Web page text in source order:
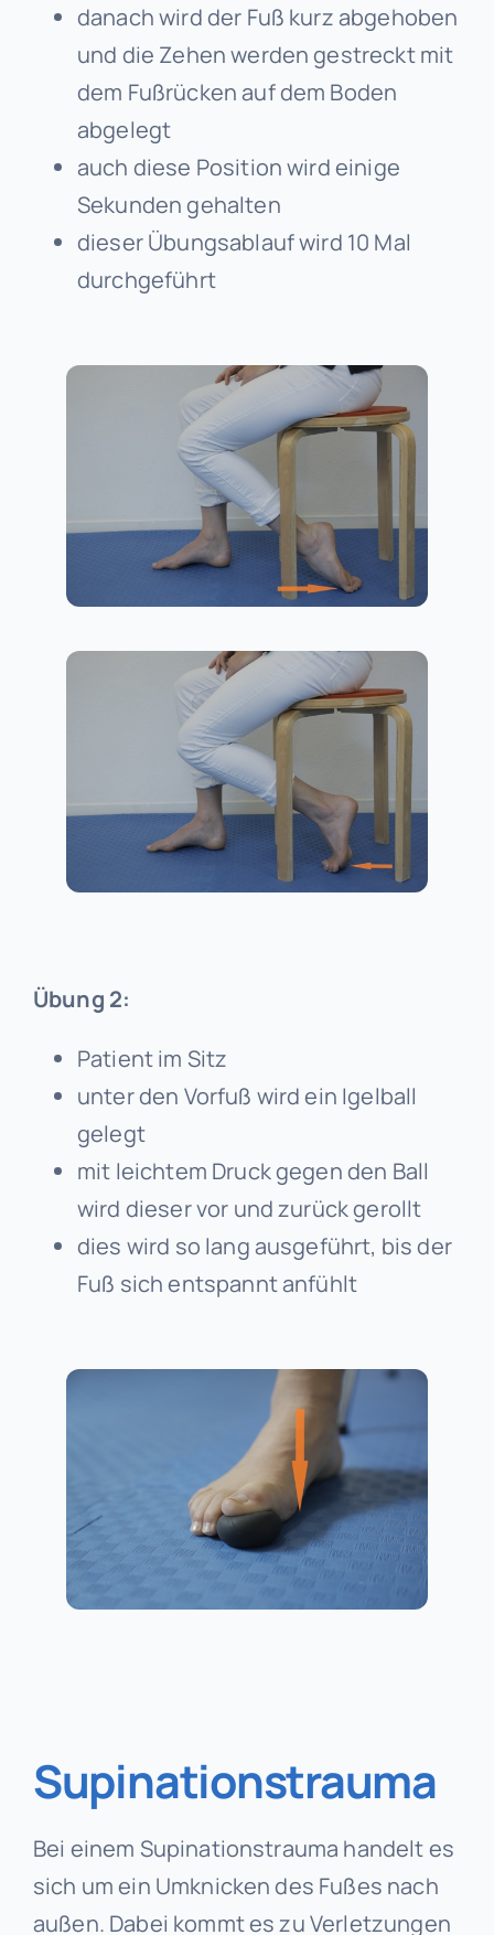
danach wird der Fuß kurz abgehoben
und die Zehen werden gestreckt mit
dem Fußrücken auf dem Boden
abgelegt
auch diese Position wird einige
Sekunden gehalten
dieser Übungsablauf wird 10 Mal
durchgeführt
Übung 2:
Patient im Sitz
unter den Vorfuß wird ein Igelball
gelegt
mit leichtem Druck gegen den Ball
wird dieser vor und zurück gerollt
dies wird so lang ausgeführt, bis der
Fuß sich entspannt anfühlt
Supinationstrauma
Bei einem Supinationstrauma handelt es
sich um ein Umknicken des Fußes nach
außen. Dabei kommt es zu Verletzungen